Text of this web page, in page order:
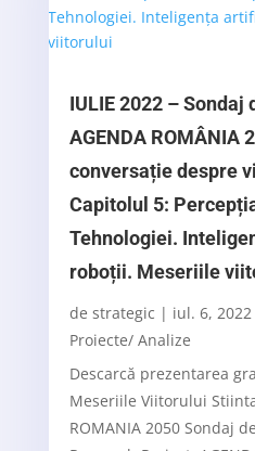
IULIE 2022 –
AGENDA ROMÂNIA
conversație despre
Capitolul 5:
Tehnologiei.
roboții. Meseriile
de strategic | iul. 6, 2022
Proiecte/ Analize
Descarcă prezentarea
Meseriile Viitorului
ROMANIA 2050 Sondaj